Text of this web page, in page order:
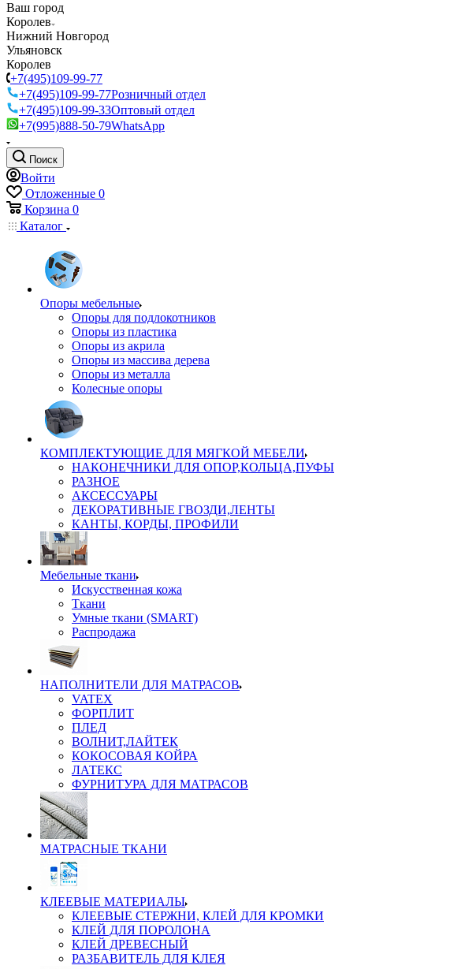
Ваш город
Королев
Нижний Новгород
Ульяновск
Королев
+7(495)109-99-77
+7(495)109-99-77Розничный отдел
+7(495)109-99-33Оптовый отдел
+7(995)888-50-79WhatsApp
Поиск
Войти
Отложенные 0
Корзина 0
Каталог
Опоры мебельные
Опоры для подлокотников
Опоры из пластика
Опоры из акрила
Опоры из массива дерева
Опоры из металла
Колесные опоры
КОМПЛЕКТУЮЩИЕ ДЛЯ МЯГКОЙ МЕБЕЛИ
НАКОНЕЧНИКИ ДЛЯ ОПОР,КОЛЬЦА,ПУФЫ
РАЗНОЕ
АКСЕССУАРЫ
ДЕКОРАТИВНЫЕ ГВОЗДИ,ЛЕНТЫ
КАНТЫ, КОРДЫ, ПРОФИЛИ
Мебельные ткани
Искусственная кожа
Ткани
Умные ткани (SMART)
Распродажа
НАПОЛНИТЕЛИ ДЛЯ МАТРАСОВ
VATEX
ФОРПЛИТ
ПЛЕД
ВОЛНИТ,ЛАЙТЕК
КОКОСОВАЯ КОЙРА
ЛАТЕКС
ФУРНИТУРА ДЛЯ МАТРАСОВ
МАТРАСНЫЕ ТКАНИ
КЛЕЕВЫЕ МАТЕРИАЛЫ
КЛЕЕВЫЕ СТЕРЖНИ, КЛЕЙ ДЛЯ КРОМКИ
КЛЕЙ ДЛЯ ПОРОЛОНА
КЛЕЙ ДРЕВЕСНЫЙ
РАЗБАВИТЕЛЬ ДЛЯ КЛЕЯ